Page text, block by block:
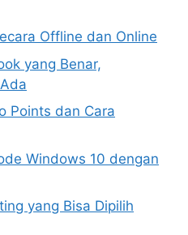
Offline dan Online
yang Benar,
Points dan Cara
Windows 10 dengan
yang Bisa Dipilih